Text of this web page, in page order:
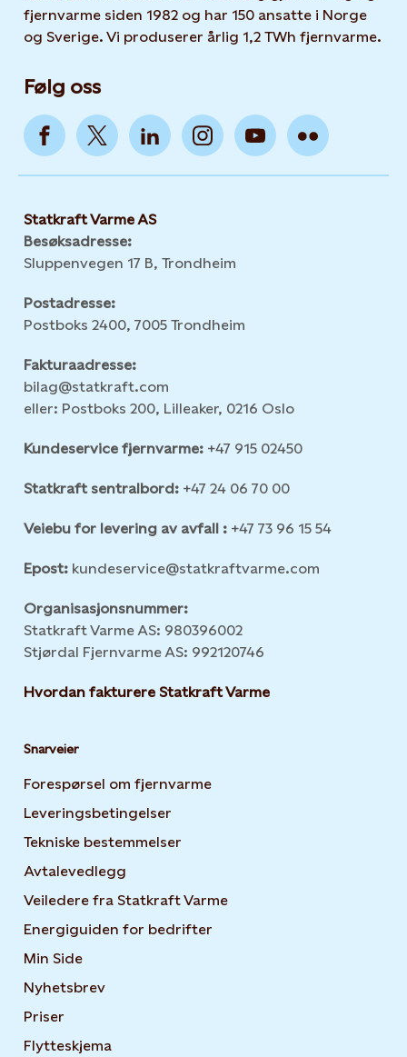
fjernvarme siden 1982 og har 150 ansatte i Norge
og Sverige. Vi produserer årlig 1,2 TWh fjernvarme.
Følg oss
Statkraft Varme AS
Besøksadresse:
Sluppenvegen 17 B, Trondheim
Postadresse:
Postboks 2400, 7005 Trondheim
Fakturaadresse:
bilag@statkraft.com
eller: Postboks 200, Lilleaker, 0216 Oslo
Kundeservice fjernvarme: +47 915 02450
Statkraft sentralbord: +47 24 06 70 00
Veiebu for levering av avfall : +47 73 96 15 54
Epost: kundeservice@statkraftvarme.com
Organisasjonsnummer:
Statkraft Varme AS: 980396002
Stjørdal Fjernvarme AS: 992120746
Hvordan fakturere Statkraft Varme
Snarveier
Forespørsel om fjernvarme
Leveringsbetingelser
Tekniske bestemmelser
Avtalevedlegg
Veiledere fra Statkraft Varme
Energiguiden for bedrifter
Min Side
Nyhetsbrev
Priser
Flytteskjema